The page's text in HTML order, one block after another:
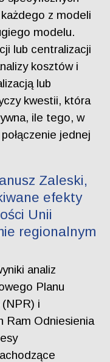
z modeli
modelu.
lub centralizacji
kosztów i
lub
kwestii, która
ile tego, w
jednej
Zaleski,
efekty
Unii
regionalnym
analiz
Planu
(NPR) i
Ram Odniesienia